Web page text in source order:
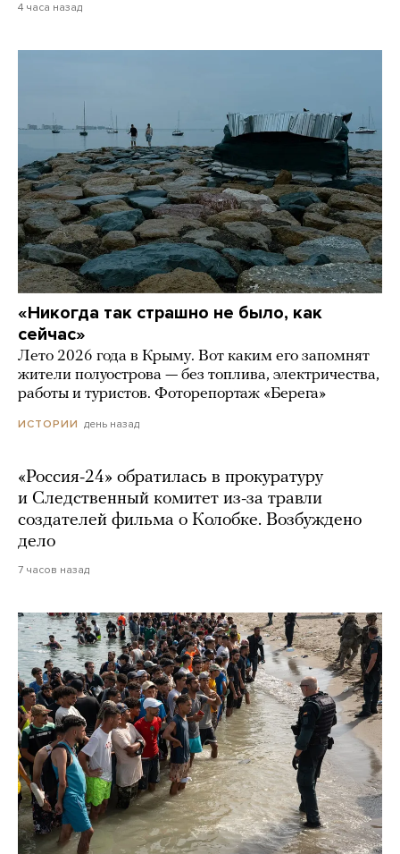
4 часа назад
«Никогда так страшно не было, как
сейчас»
Лето 2026 года в Крыму. Вот каким его запомнят
жители полуострова — без топлива, электричества,
работы и туристов. Фоторепортаж «Берега»
ИСТОРИИ день назад
«Россия-24» обратилась в прокуратуру
и Следственный комитет из-за травли
создателей фильма о Колобке. Возбуждено
дело
7 часов назад